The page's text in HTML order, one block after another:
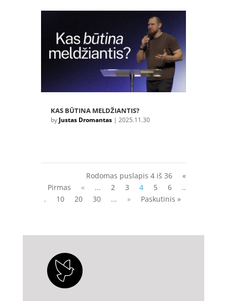
KAS BŪTINA MELDŽIANTIS?
by Justas Dromantas| 2025.11.30
Rodomas puslapis 4 iš 36
«
Pirmas
« ... 2 3 4 5 6
..
.
10 20 30 ... » Paskutinis »